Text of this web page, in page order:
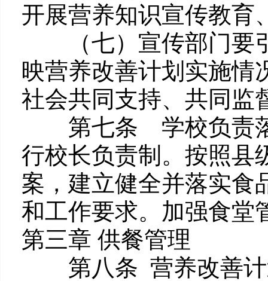
开展营养知识宣传教育
（七）宣传部门要引
映营养改善计划实施情
社会共同支持、共同监
第七条 学校负责落
行校长负责制。按照县
案，建立健全并落实食
和工作要求。加强食堂
第三章 供餐管理
第八条 营养改善计